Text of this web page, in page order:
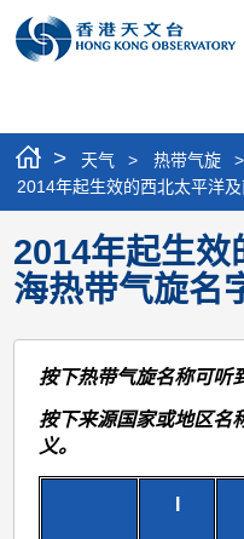
> 天气 > 热带气旋
>
2014年起生效的西北太平洋
2014年起生效
海热带气旋名
按下热带气旋名称可听
按下来源国家或地区名
义。